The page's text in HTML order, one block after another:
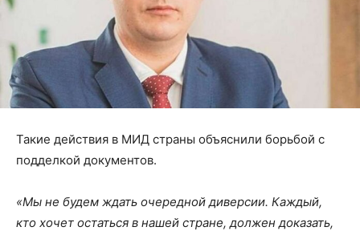
Такие действия в МИД страны объяснили борьбой с
подделкой документов.
«Мы не будем ждать очередной диверсии. Каждый,
кто хочет остаться в нашей стране, должен доказать,